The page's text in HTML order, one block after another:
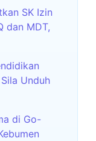
SK Izin
dan MDT,
Unduh
di Go-